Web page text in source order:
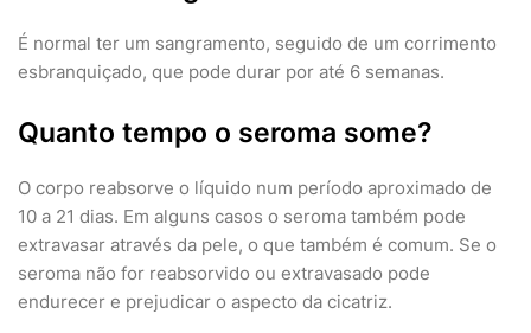
É normal ter um sangramento, seguido de um corrimento
esbranquiçado, que pode durar por até 6 semanas.
Quanto tempo o seroma some?
O corpo reabsorve o líquido num período aproximado de
10 a 21 dias. Em alguns casos o seroma também pode
extravasar através da pele, o que também é comum. Se o
seroma não for reabsorvido ou extravasado pode
endurecer e prejudicar o aspecto da cicatriz.